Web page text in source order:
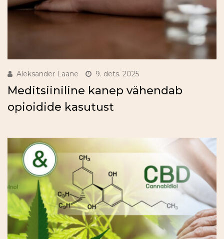
Aleksander Laane 9. dets. 2025
Meditsiiniline kanep vähendab
opioidide kasutust